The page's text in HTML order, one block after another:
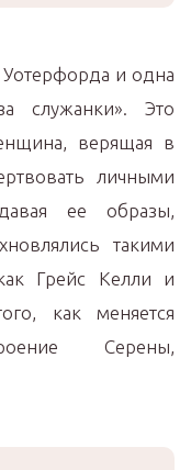
и одна
служанки». Это
верящая в
личными
ее образы,
такими
Грейс Келли и
как меняется
Серены,